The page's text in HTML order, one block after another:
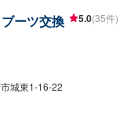
お見積りにご納得いた
ついて》修理・メンテナン
祝日営業時間：
ーツ交換 5.0(35件)
城東1-16-22